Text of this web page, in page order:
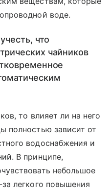
воде.
что
чайников
то влияет ли на него
полностью зависит от
водоснабжения и
В принципе,
небольшое
легкого повышения